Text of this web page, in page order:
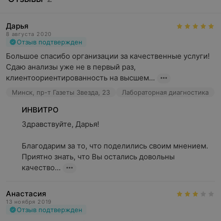
на выявление инфекционных заболеваний,
определение возбудителей и их чувствительности к
терапии.
Иммунологические тесты — могут помочь оценить
состояние иммунной системы, диагностировать
аллергии и аутоиммунные заболевания.
выявления наследственных заболеваний,
определения предрасположенности к различным
Дарья
8 августа 2020
Отзыв подтвержден
Большое спасибо организации за качественные услуги!
Сдаю анализы уже не в первый раз,
клиентоориентированность на высшем...
Минск, пр-т Газеты Звезда, 23 Лабораторная диагностика
ИНВИТРО
Здравствуйте, Дарья!
Благодарим за то, что поделились своим мнением.
Приятно знать, что Вы остались довольны
качество...
Анастасия
13 ноября 2019
Отзыв подтвержден